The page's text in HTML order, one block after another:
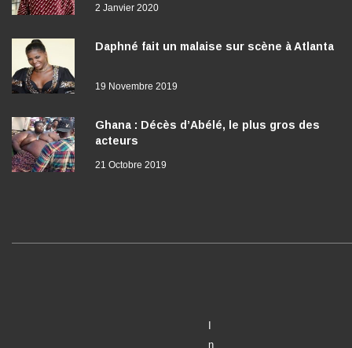
2 Janvier 2020
Daphné fait un malaise sur scène à Atlanta
19 Novembre 2019
Ghana : Décès d’Abélé, le plus gros des
acteurs
21 Octobre 2019
I
n